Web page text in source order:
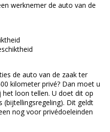
werknemer de auto van de
de auto van de zaak ter
kilometer privé? Dan moet u
het loon tellen. U doet dit op
(bijtellingsregeling). Dit geldt
nog voor privédoeleinden